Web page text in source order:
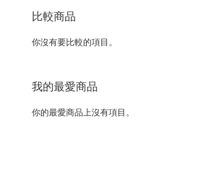
比較商品
你沒有要比較的項目。
我的最愛商品
你的最愛商品上沒有項目。